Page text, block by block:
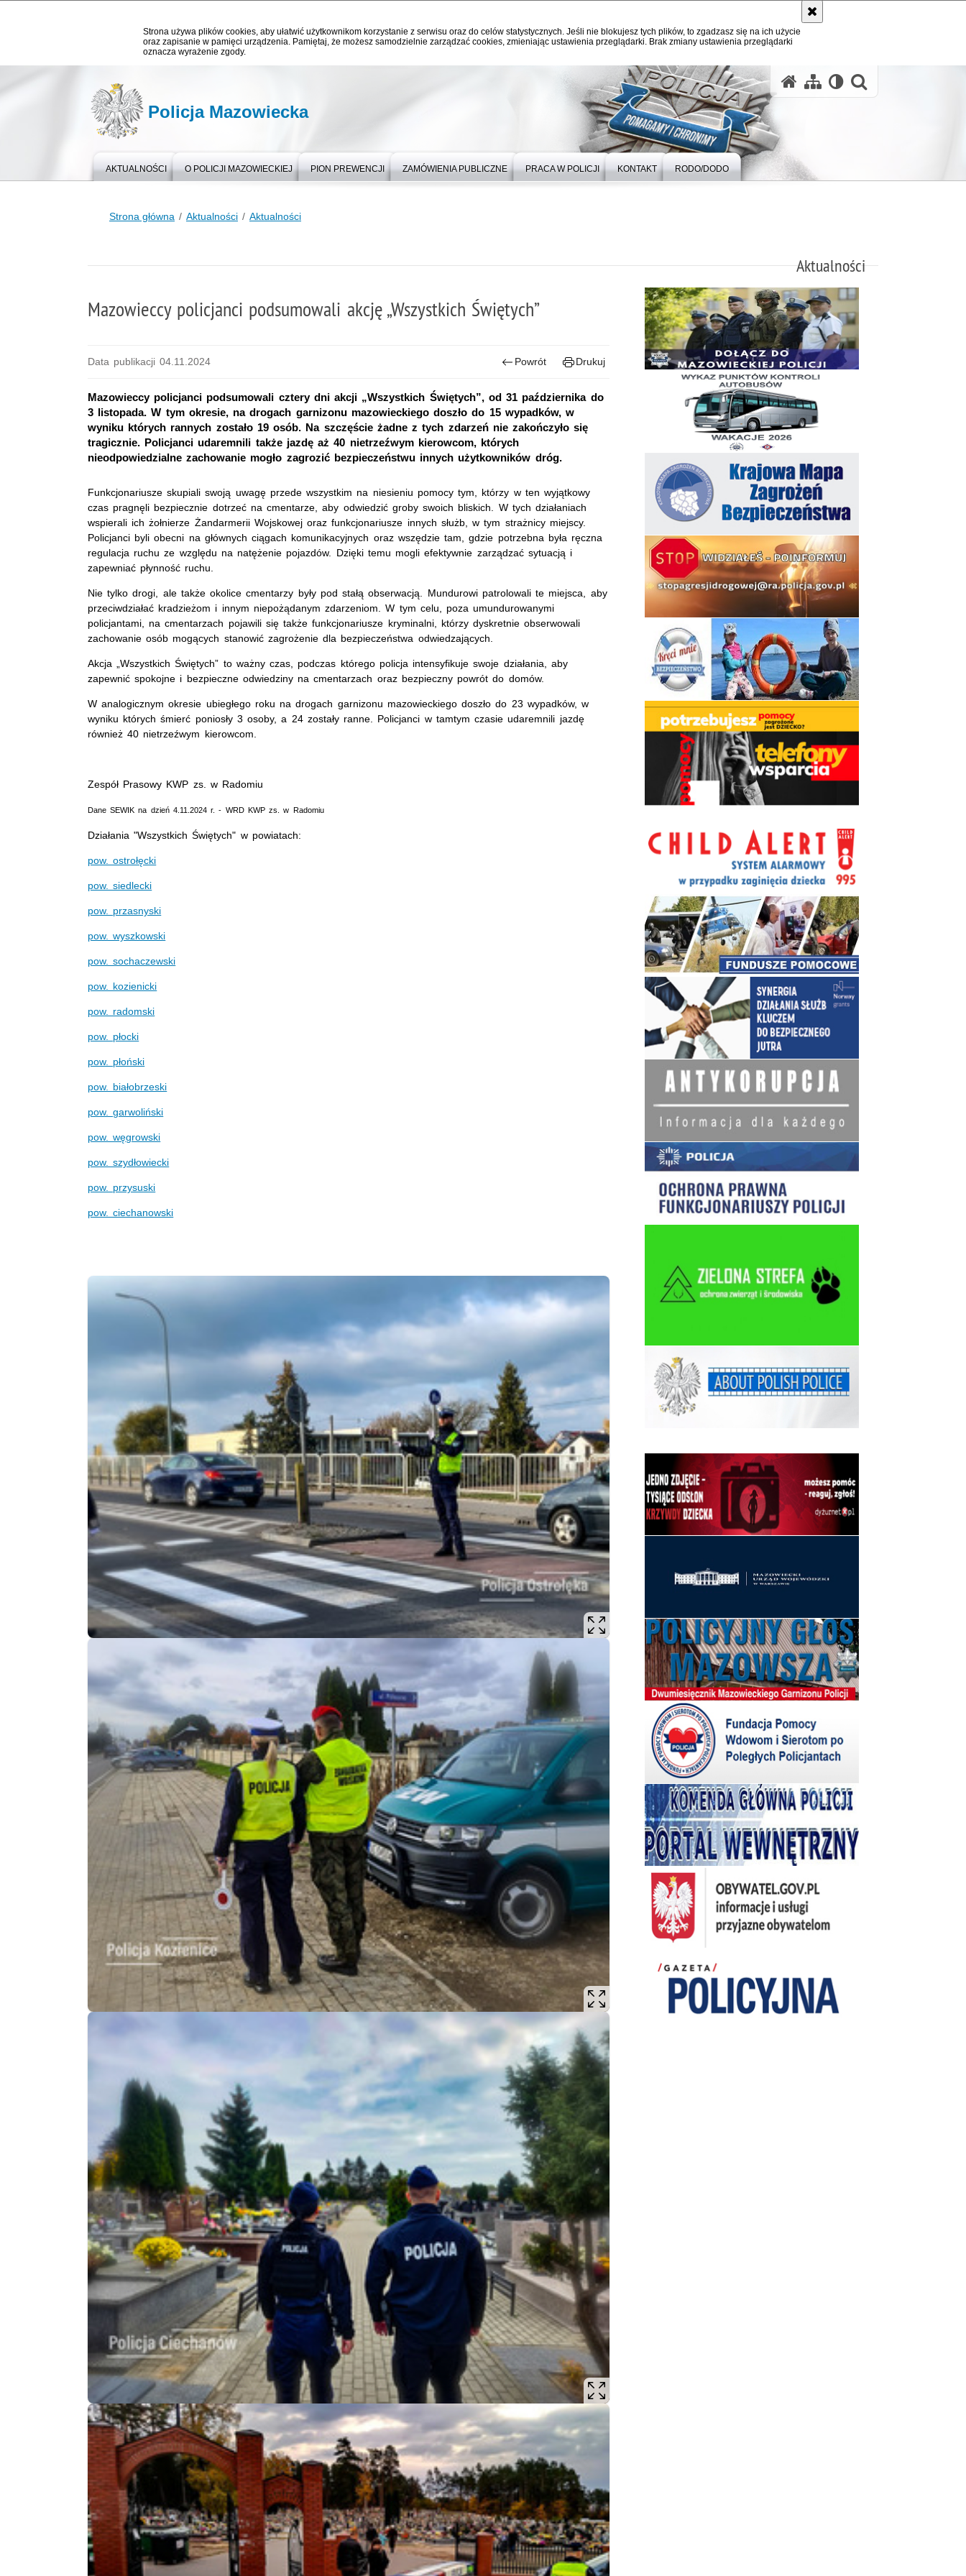
Strona używa plików cookies, aby ułatwić użytkownikom korzystanie z serwisu oraz do celów statystycznych. Jeśli nie blokujesz tych plików, to zgadzasz się na ich użycie
oraz zapisanie w pamięci urządzenia. Pamiętaj, że możesz samodzielnie zarządzać cookies, zmieniając ustawienia przeglądarki. Brak zmiany ustawienia przeglądarki
oznacza wyrażenie zgody.
Policja Mazowiecka
AKTUALNOŚCI O POLICJI MAZOWIECKIEJ PION PREWENCJI ZAMÓWIENIA PUBLICZNE PRACA W POLICJI KONTAKT RODO/DODO
Strona główna Aktualności Aktualności
Aktualności
Mazowieccy policjanci podsumowali akcję „Wszystkich Świętych”
Data publikacji 04.11.2024 Powrót Drukuj
Mazowieccy policjanci podsumowali cztery dni akcji „Wszystkich Świętych”, od 31 października do
3 listopada. W tym okresie, na drogach garnizonu mazowieckiego doszło do 15 wypadków, w
wyniku których rannych zostało 19 osób. Na szczęście żadne z tych zdarzeń nie zakończyło się
tragicznie. Policjanci udaremnili także jazdę aż 40 nietrzeźwym kierowcom, których
nieodpowiedzialne zachowanie mogło zagrozić bezpieczeństwu innych użytkowników dróg.
Funkcjonariusze skupiali swoją uwagę przede wszystkim na niesieniu pomocy tym, którzy w ten wyjątkowy
czas pragnęli bezpiecznie dotrzeć na cmentarze, aby odwiedzić groby swoich bliskich. W tych działaniach
wspierali ich żołnierze Żandarmerii Wojskowej oraz funkcjonariusze innych służb, w tym strażnicy miejscy.
Policjanci byli obecni na głównych ciągach komunikacyjnych oraz wszędzie tam, gdzie potrzebna była ręczna
regulacja ruchu ze względu na natężenie pojazdów. Dzięki temu mogli efektywnie zarządzać sytuacją i
zapewniać płynność ruchu.
Nie tylko drogi, ale także okolice cmentarzy były pod stałą obserwacją. Mundurowi patrolowali te miejsca, aby
przeciwdziałać kradzieżom i innym niepożądanym zdarzeniom. W tym celu, poza umundurowanymi
policjantami, na cmentarzach pojawili się także funkcjonariusze kryminalni, którzy dyskretnie obserwowali
zachowanie osób mogących stanowić zagrożenie dla bezpieczeństwa odwiedzających.
Akcja „Wszystkich Świętych” to ważny czas, podczas którego policja intensyfikuje swoje działania, aby
zapewnić spokojne i bezpieczne odwiedziny na cmentarzach oraz bezpieczny powrót do domów.
W analogicznym okresie ubiegłego roku na drogach garnizonu mazowieckiego doszło do 23 wypadków, w
wyniku których śmierć poniosły 3 osoby, a 24 zostały ranne. Policjanci w tamtym czasie udaremnili jazdę
również 40 nietrzeźwym kierowcom.
Zespół Prasowy KWP zs. w Radomiu
Dane SEWIK na dzień 4.11.2024 r. - WRD KWP zs. w Radomiu
Działania "Wszystkich Świętych" w powiatach:
pow. ostrołęcki
pow. siedlecki
pow. przasnyski
pow. wyszkowski
pow. sochaczewski
pow. kozienicki
pow. radomski
pow. płocki
pow. płoński
pow. białobrzeski
pow. garwoliński
pow. węgrowski
pow. szydłowiecki
pow. przysuski
pow. ciechanowski